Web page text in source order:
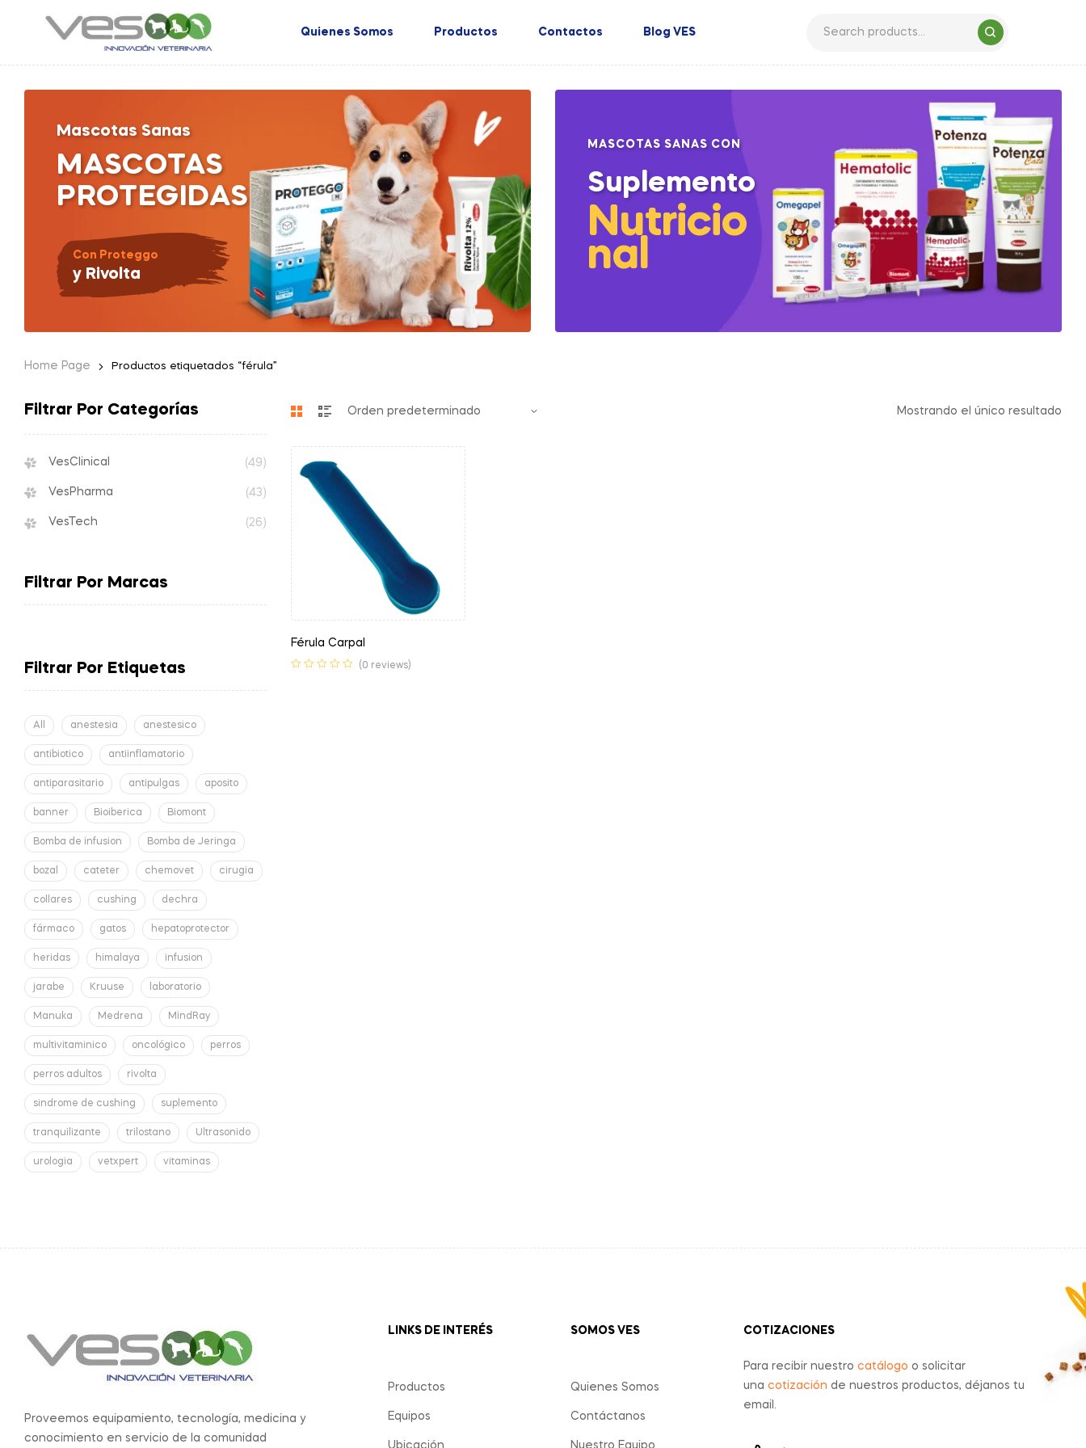
Quienes Somos Productos Contactos Blog VES
MASCOTAS
PROTEGIDAS
Mascotas Sanas
Con Proteggo
y Rivolta
MASCOTAS SANAS CON
Suplemento
Nutricio
nal
Home Page Productos etiquetados “férula”
Mostrando el único resultado
Férula Carpal
(0 reviews)
Filtrar Por Categorías
VesClinical (49)
VesPharma (43)
VesTech (26)
Filtrar Por Marcas
Filtrar Por Etiquetas
All anestesia anestesico
antibiotico antiinflamatorio
antiparasitario antipulgas aposito
banner Bioiberica Biomont
Bomba de infusion Bomba de Jeringa
bozal cateter chemovet cirugia
collares cushing dechra
fármaco gatos hepatoprotector
heridas himalaya infusion
jarabe Kruuse laboratorio
Manuka Medrena MindRay
multivitaminico oncológico perros
perros adultos rivolta
sindrome de cushing suplemento
tranquilizante trilostano Ultrasonido
urologia vetxpert vitaminas
Proveemos equipamiento, tecnología, medicina y
conocimiento en servicio de la comunidad
LINKS DE INTERÉS
Productos
Equipos
Ubicación
SOMOS VES
Quienes Somos
Contáctanos
Nuestro Equipo
COTIZACIONES
Para recibir nuestrocatálogo o solicitar
unacotización de nuestros productos, déjanos tu
email.